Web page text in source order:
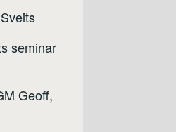
seminar
Geoff,